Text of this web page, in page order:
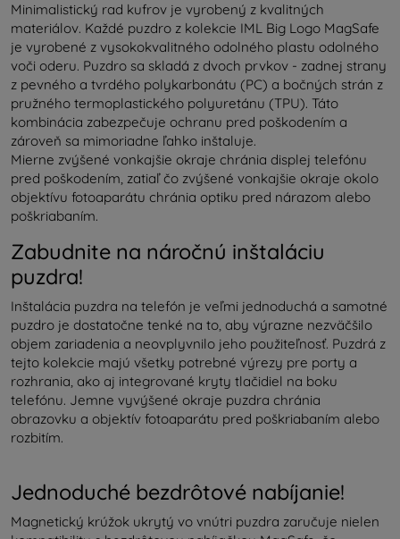
Minimalistický rad kufrov je vyrobený z kvalitných
materiálov. Každé puzdro z kolekcie IML Big Logo MagSafe
je vyrobené z vysokokvalitného odolného plastu odolného
voči oderu. Puzdro sa skladá z dvoch prvkov - zadnej strany
z pevného a tvrdého polykarbonátu (PC) a bočných strán z
pružného termoplastického polyuretánu (TPU). Táto
kombinácia zabezpečuje ochranu pred poškodením a
zároveň sa mimoriadne ľahko inštaluje.
Mierne zvýšené vonkajšie okraje chránia displej telefónu
pred poškodením, zatiaľ čo zvýšené vonkajšie okraje okolo
objektívu fotoaparátu chránia optiku pred nárazom alebo
poškriabaním.
Zabudnite na náročnú inštaláciu
puzdra!
Inštalácia puzdra na telefón je veľmi jednoduchá a samotné
puzdro je dostatočne tenké na to, aby výrazne nezväčšilo
objem zariadenia a neovplyvnilo jeho použiteľnosť. Puzdrá z
tejto kolekcie majú všetky potrebné výrezy pre porty a
rozhrania, ako aj integrované kryty tlačidiel na boku
telefónu. Jemne vyvýšené okraje puzdra chránia
obrazovku a objektív fotoaparátu pred poškriabaním alebo
rozbitím.
Jednoduché bezdrôtové nabíjanie!
Magnetický krúžok ukrytý vo vnútri puzdra zaručuje nielen